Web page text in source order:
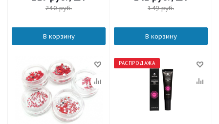
230руб.
В корзину
149руб.
В корзину
РАСПРОДАЖА